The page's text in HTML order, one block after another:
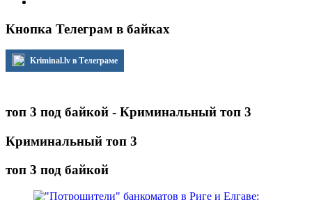
Кнопка Телеграм в байках
Kriminal.lv в Телеграме
топ 3 под байкой - Криминальный топ 3
Криминальный топ 3
топ 3 под байкой